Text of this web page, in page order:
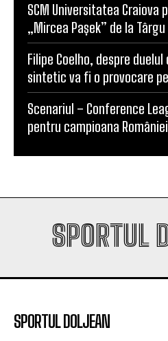
SCM Universitatea Craiova
„Mircea Pașek” de la
Filipe Coelho, despre duelul
sintetic va fi o provocare
Scenariul – Conference
pentru campioana României
SPORTUL
SPORTUL DOLJEAN